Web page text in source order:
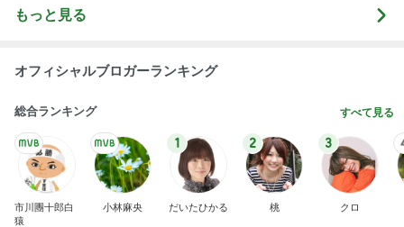
もっと見る
オフィシャルブロガーランキング
総合ランキング すべて見る
市川團十郎白
猿
小林麻央
1
だいたひかる
2
桃
3
クロ